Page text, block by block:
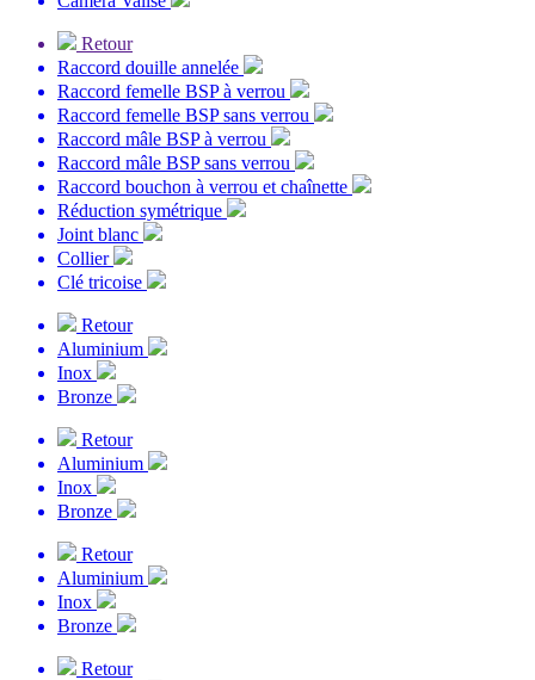
Retour
Raccord douille annelée
Raccord femelle BSP à verrou
Raccord femelle BSP sans verrou
Raccord mâle BSP à verrou
Raccord mâle BSP sans verrou
Raccord bouchon à verrou et chaînette
Réduction symétrique
Joint blanc
Collier
Clé tricoise
Retour
Aluminium
Inox
Bronze
Retour
Aluminium
Inox
Bronze
Retour
Aluminium
Inox
Bronze
Retour